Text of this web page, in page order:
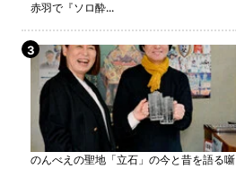
赤羽で『ソロ酔...
のんべえの聖地「立石」の今と昔を語る噺